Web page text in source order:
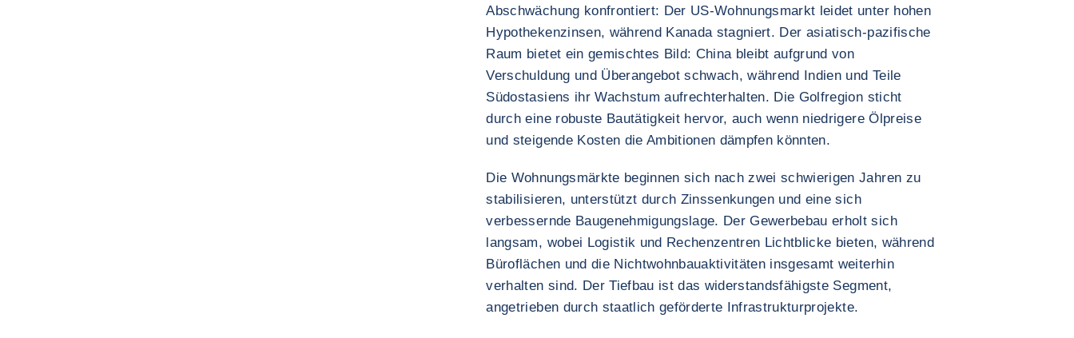
Abschwächung konfrontiert: Der US-Wohnungsmarkt leidet unter hohen
Hypothekenzinsen, während Kanada stagniert. Der asiatisch-pazifische
Raum bietet ein gemischtes Bild: China bleibt aufgrund von
Verschuldung und Überangebot schwach, während Indien und Teile
Südostasiens ihr Wachstum aufrechterhalten. Die Golfregion sticht
durch eine robuste Bautätigkeit hervor, auch wenn niedrigere Ölpreise
und steigende Kosten die Ambitionen dämpfen könnten.
Die Wohnungsmärkte beginnen sich nach zwei schwierigen Jahren zu
stabilisieren, unterstützt durch Zinssenkungen und eine sich
verbessernde Baugenehmigungslage. Der Gewerbebau erholt sich
langsam, wobei Logistik und Rechenzentren Lichtblicke bieten, während
Büroflächen und die Nichtwohnbauaktivitäten insgesamt weiterhin
verhalten sind. Der Tiefbau ist das widerstandsfähigste Segment,
angetrieben durch staatlich geförderte Infrastrukturprojekte.